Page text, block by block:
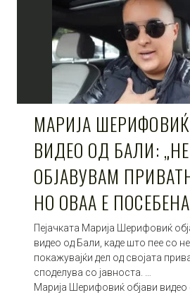
МАРИЈА
ВИДЕО ОД БАЛИ:
ОБЈАВУВАМ
НО ОВАА Е
Пејачката Марија Шерифовиќ
видео од Бали, каде што пее со
покажувајќи дел од својата
споделува со јавноста. …
Марија Шерифовиќ објави видео